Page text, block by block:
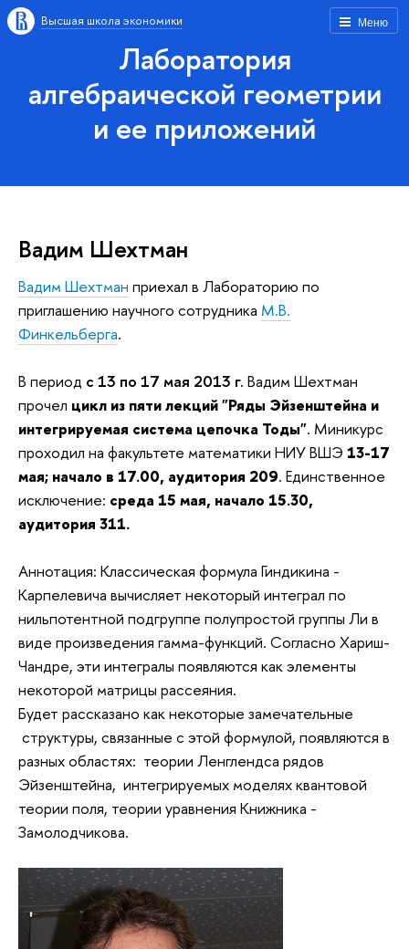
Меню
Высшая школа экономики
Лаборатория
алгебраической геометрии
и ее приложений
Вадим Шехтман
Вадим Шехтман приехал в Лабораторию по
приглашению научного сотрудника М.В.
Финкельберга.
В период с 13 по 17 мая 2013 г. Вадим Шехтман
прочел цикл из пяти лекций "Ряды Эйзенштейна и
интегрируемая система цепочка Тоды". Миникурс
проходил на факультете математики НИУ ВШЭ 13-17
мая; начало в 17.00, аудитория 209. Единственное
исключение: среда 15 мая, начало 15.30,
аудитория 311.
Аннотация: Классическая формула Гиндикина -
Карпелевича вычисляет некоторый интеграл по
нильпотентной подгруппе полупростой группы Ли в
виде произведения гамма-функций. Согласно Хариш-
Чандре, эти интегралы появляются как элементы
некоторой матрицы рассеяния.
Будет рассказано как некоторые замечательные
структуры, связанные с этой формулой, появляются в
разных областях: теории Ленглендса рядов
Эйзенштейна, интегрируемых моделях квантовой
теории поля, теории уравнения Книжника -
Замолодчикова.